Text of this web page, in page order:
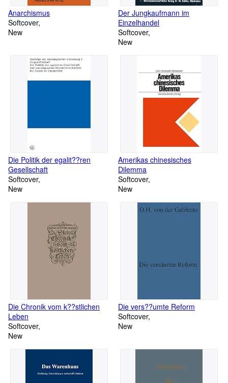
Anarchismus
Softcover
New
Der Jungkaufmann im
Einzelhandel
Softcover
New
Die Politik der egalit??ren
Gesellschaft
Softcover
New
Amerikas chinesisches
Dilemma
Softcover
New
Die Chronik vom k??stlichen
Leben
Softcover
New
Die vers??umte Reform
Softcover
New